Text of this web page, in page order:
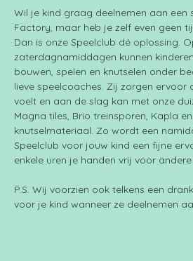
Wil je kind graag deelnemen aan een
Factory, maar heb je zelf even geen
Dan is onze Speelclub dé oplossing.
zaterdagnamiddagen kunnen
bouwen, spelen en knutselen onder
lieve speelcoaches. Zij zorgen ervoor
voelt en aan de slag kan met onze
Magna tiles, Brio treinsporen, Kapla
knutselmateriaal. Zo wordt een
Speelclub voor jouw kind een fijne
enkele uren je handen vrij voor andere
P.S. Wij voorzien ook telkens een
voor je kind wanneer ze deelnemen